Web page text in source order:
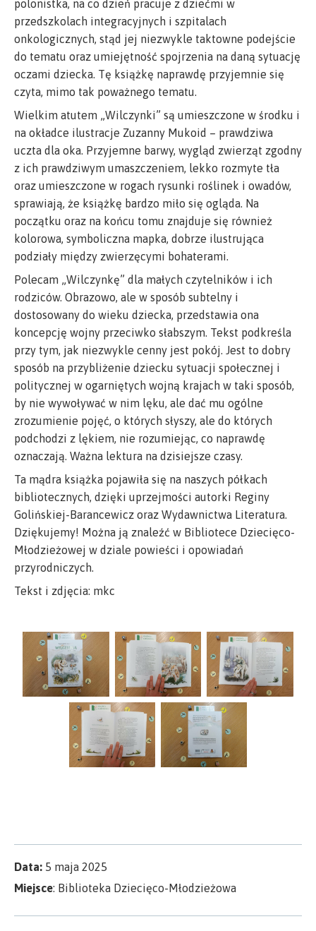
polonistka, na co dzień pracuje z dziećmi w
przedszkolach integracyjnych i szpitalach
onkologicznych, stąd jej niezwykle taktowne podejście
do tematu oraz umiejętność spojrzenia na daną sytuację
oczami dziecka. Tę książkę naprawdę przyjemnie się
czyta, mimo tak poważnego tematu.
Wielkim atutem „Wilczynki” są umieszczone w środku i
na okładce ilustracje Zuzanny Mukoid – prawdziwa
uczta dla oka. Przyjemne barwy, wygląd zwierząt zgodny
z ich prawdziwym umaszczeniem, lekko rozmyte tła
oraz umieszczone w rogach rysunki roślinek i owadów,
sprawiają, że książkę bardzo miło się ogląda. Na
początku oraz na końcu tomu znajduje się również
kolorowa, symboliczna mapka, dobrze ilustrująca
podziały między zwierzęcymi bohaterami.
Polecam „Wilczynkę” dla małych czytelników i ich
rodziców. Obrazowo, ale w sposób subtelny i
dostosowany do wieku dziecka, przedstawia ona
koncepcję wojny przeciwko słabszym. Tekst podkreśla
przy tym, jak niezwykle cenny jest pokój. Jest to dobry
sposób na przybliżenie dziecku sytuacji społecznej i
politycznej w ogarniętych wojną krajach w taki sposób,
by nie wywoływać w nim lęku, ale dać mu ogólne
zrozumienie pojęć, o których słyszy, ale do których
podchodzi z lękiem, nie rozumiejąc, co naprawdę
oznaczają. Ważna lektura na dzisiejsze czasy.
Ta mądra książka pojawiła się na naszych półkach
bibliotecznych, dzięki uprzejmości autorki Reginy
Golińskiej-Barancewicz oraz Wydawnictwa Literatura.
Dziękujemy! Można ją znaleźć w Bibliotece Dziecięco-
Młodzieżowej w dziale powieści i opowiadań
przyrodniczych.
Tekst i zdjęcia: mkc
Data: 5 maja 2025
Miejsce: Biblioteka Dziecięco-Młodzieżowa